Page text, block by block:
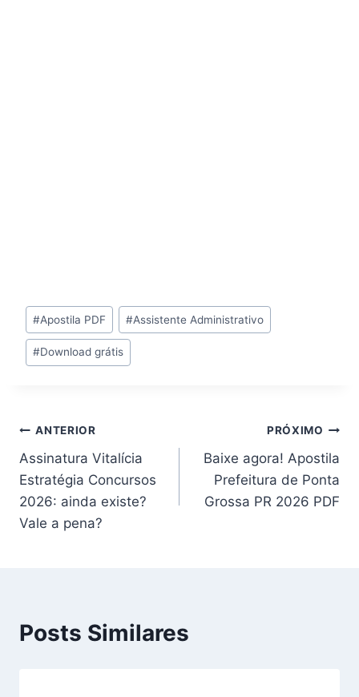
Tags
do
Post:
#Apostila PDF #Assistente Administrativo
#Download grátis
Navegação
de
Post
ANTERIOR
Assinatura Vitalícia
Estratégia Concursos
2026: ainda existe?
Vale a pena?
PRÓXIMO
Baixe agora! Apostila
Prefeitura de Ponta
Grossa PR 2026 PDF
Posts Similares